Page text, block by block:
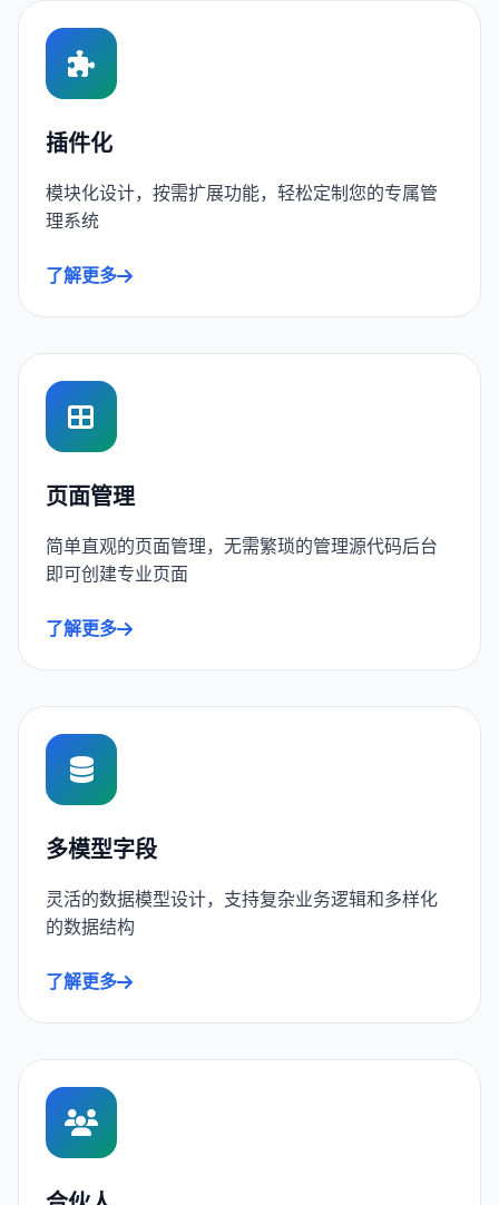
插件化
模块化设计，按需扩展功能，轻松定制您的专属管
理系统
了解更多
页面管理
简单直观的页面管理，无需繁琐的管理源代码后台
即可创建专业页面
了解更多
多模型字段
灵活的数据模型设计，支持复杂业务逻辑和多样化
的数据结构
了解更多